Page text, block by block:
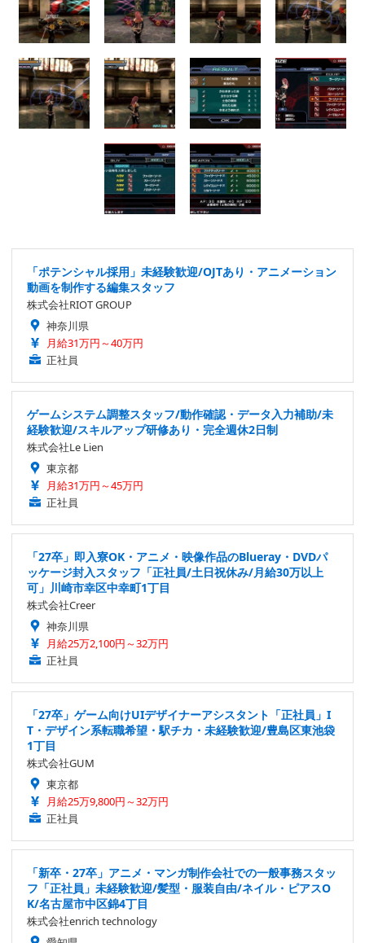
「ポテンシャル採用」未経験歓迎/OJTあり・アニメーション
動画を制作する編集スタッフ
株式会社RIOT GROUP
神奈川県
月給31万円～40万円
正社員
ゲームシステム調整スタッフ/動作確認・データ入力補助/未
経験歓迎/スキルアップ研修あり・完全週休2日制
株式会社Le Lien
東京都
月給31万円～45万円
正社員
「27卒」即入寮OK・アニメ・映像作品のBlueray・DVDパ
ッケージ封入スタッフ「正社員/土日祝休み/月給30万以上
可」川崎市幸区中幸町1丁目
株式会社Creer
神奈川県
月給25万2,100円～32万円
正社員
「27卒」ゲーム向けUIデザイナーアシスタント「正社員」I
T・デザイン系転職希望・駅チカ・未経験歓迎/豊島区東池袋
1丁目
株式会社GUM
東京都
月給25万9,800円～32万円
正社員
「新卒・27卒」アニメ・マンガ制作会社での一般事務スタッ
フ「正社員」未経験歓迎/髪型・服装自由/ネイル・ピアスO
K/名古屋市中区錦4丁目
株式会社enrich technology